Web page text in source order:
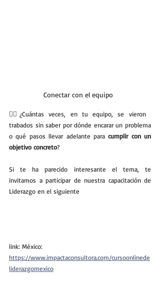
Conectar con el equipo
💁‍♂️¿Cuántas veces, en tu equipo, se vieron
trabados sin saber por dónde encarar un problema
o qué pasos llevar adelante para cumplir con un
objetivo concreto?
Si te ha parecido interesante el tema, te
invitamos a participar de nuestra capacitación de
Liderazgo en el siguiente
link: México:
https://www.impactaconsultora.com/cursoonlinede
liderazgomexico